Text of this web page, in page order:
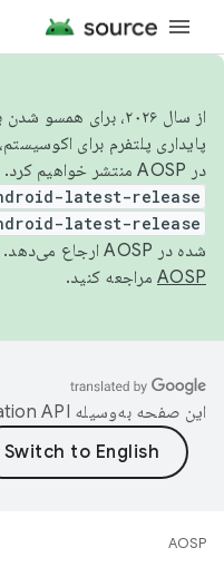
از سال ۲۰۲۶، برای
پایداری پلتفرم برای
در AOSP منتشر خواهیم کرد. برای ساخت و مشارکت در AOSP،
latest-release
latest-release
شده در AOSP ارجاع می‌دهد. برای اطلاعات بیشتر، به
AOSP مراجعه کنید.
این صفحه به‌وسیله
AOSP